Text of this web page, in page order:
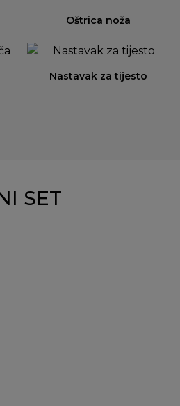
Oštrica noža
Nastavak za tijesto
SET